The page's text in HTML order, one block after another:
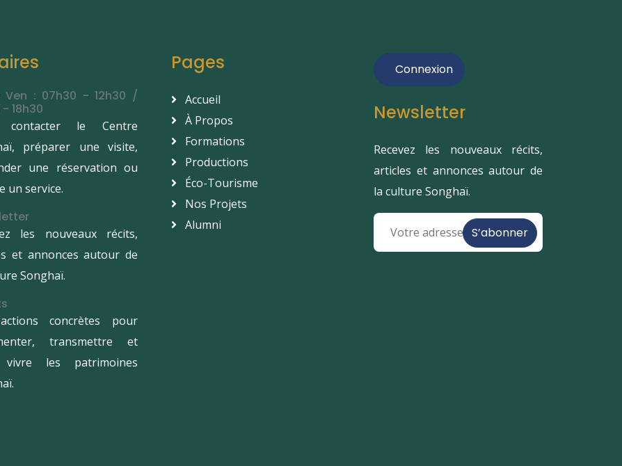
Ven : 07h30 - 12h30 /
- 18h30
contacter le Centre
préparer une visite,
une réservation ou
un service.
les nouveaux récits,
et annonces autour de
Songhaï.
concrètes pour
transmettre et
les patrimoines
Pages
Accueil
À Propos
Formations
Productions
Éco-Tourisme
Nos Projets
Alumni
Connexion
Newsletter
Recevez les nouveaux récits,
articles et annonces autour de
la culture Songhaï.
S’abonner